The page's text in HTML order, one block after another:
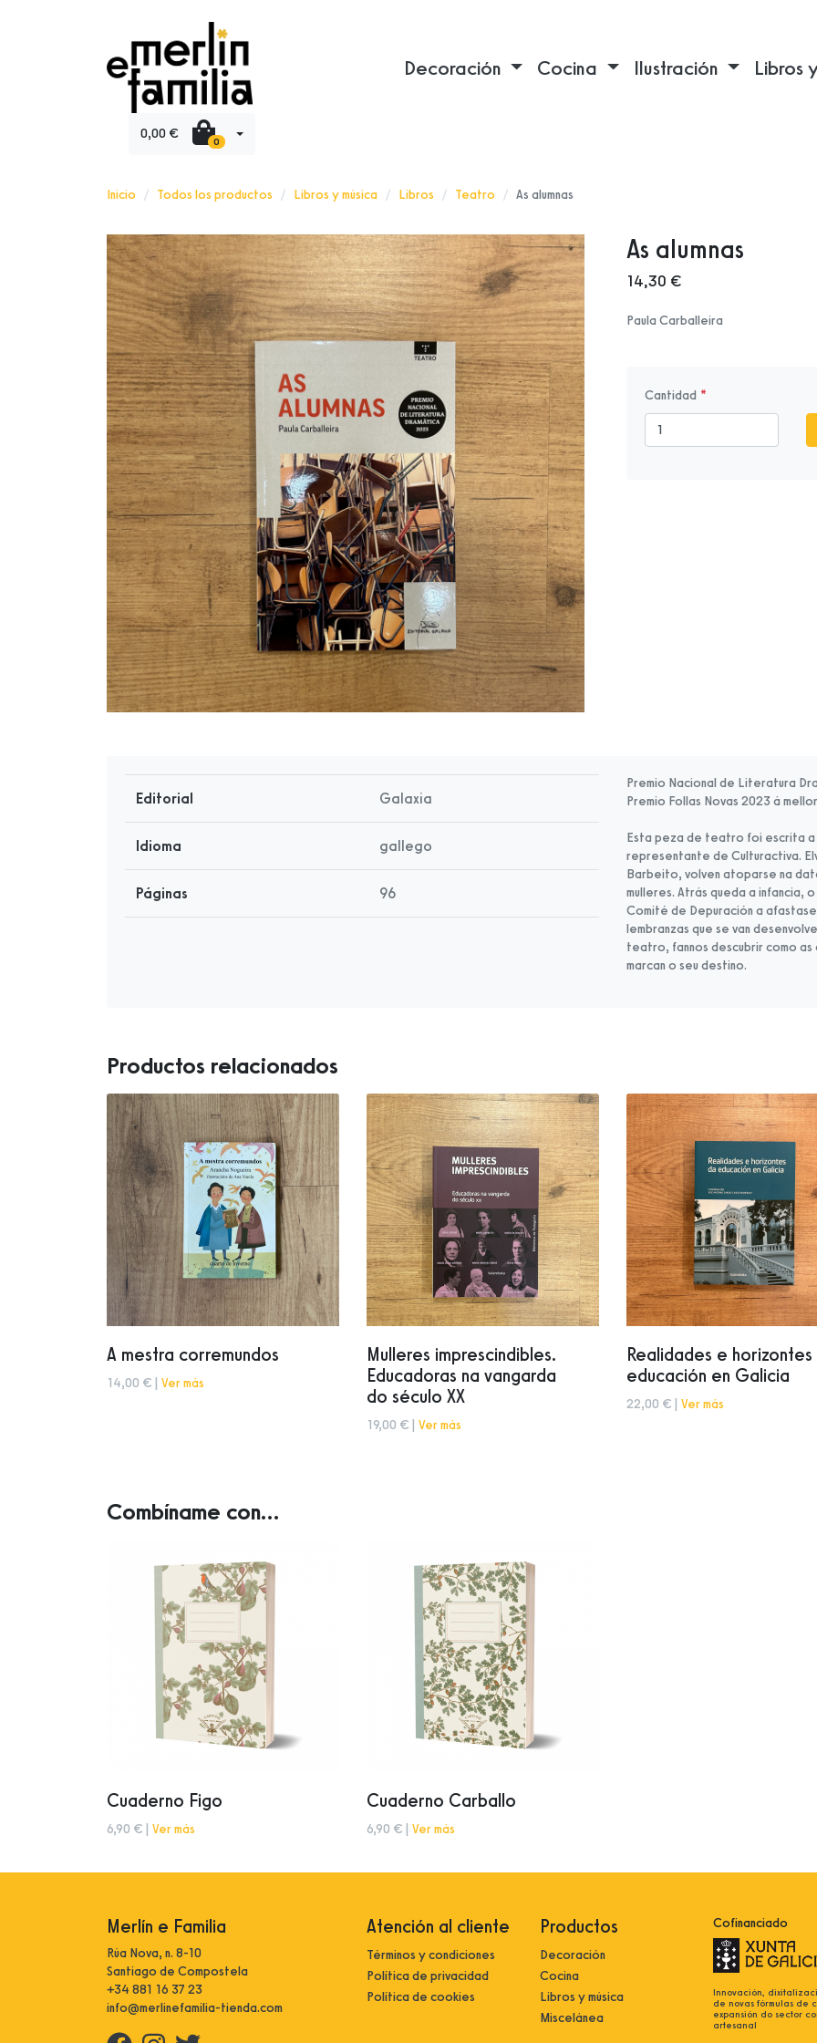
Decoración Cocina Ilustración Libros
0,00 € 0
Inicio Todos los productos Libros y música Libros Teatro As alumnas
As alumnas
14,30 €
Paula Carballeira
Cantidad
Editorial Galaxia
Idioma gallego
Páginas 96
Premio Nacional de Literatura
Premio Follas Novas 2023 á
Esta peza de teatro foi escrita a
representante de Culturactiva.
Barbeito, volven atoparse na
mulleres. Atrás queda a infancia,
Comité de Depuración a
lembranzas que se van
teatro, fannos descubrir como
marcan o seu destino.
Productos relacionados
A mestra corremundos
14,00 € | Ver más
Mulleres imprescindibles.
Educadoras na vangarda
do século XX
19,00 € | Ver más
Realidades e
educación en Galicia
22,00 € | Ver más
Combíname con...
Cuaderno Figo
6,90 € | Ver más
Cuaderno Carballo
6,90 € | Ver más
Merlín e Familia
Rúa Nova, n. 8-10
Santiago de Compostela
+34 881 16 37 23
info@merlinefamilia-tienda.com
Atención al cliente
Términos y condiciones
Política de privacidad
Política de cookies
Productos
Decoración
Cocina
Libros y música
Miscelánea
Cofinanciado
Innovación,
de novas fórmulas de
expansión do sector
artesanal